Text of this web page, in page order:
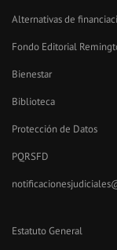
Alternativas de
Fondo Editorial
Bienestar
Biblioteca
Protección de Datos
PQRSFD
Estatuto General